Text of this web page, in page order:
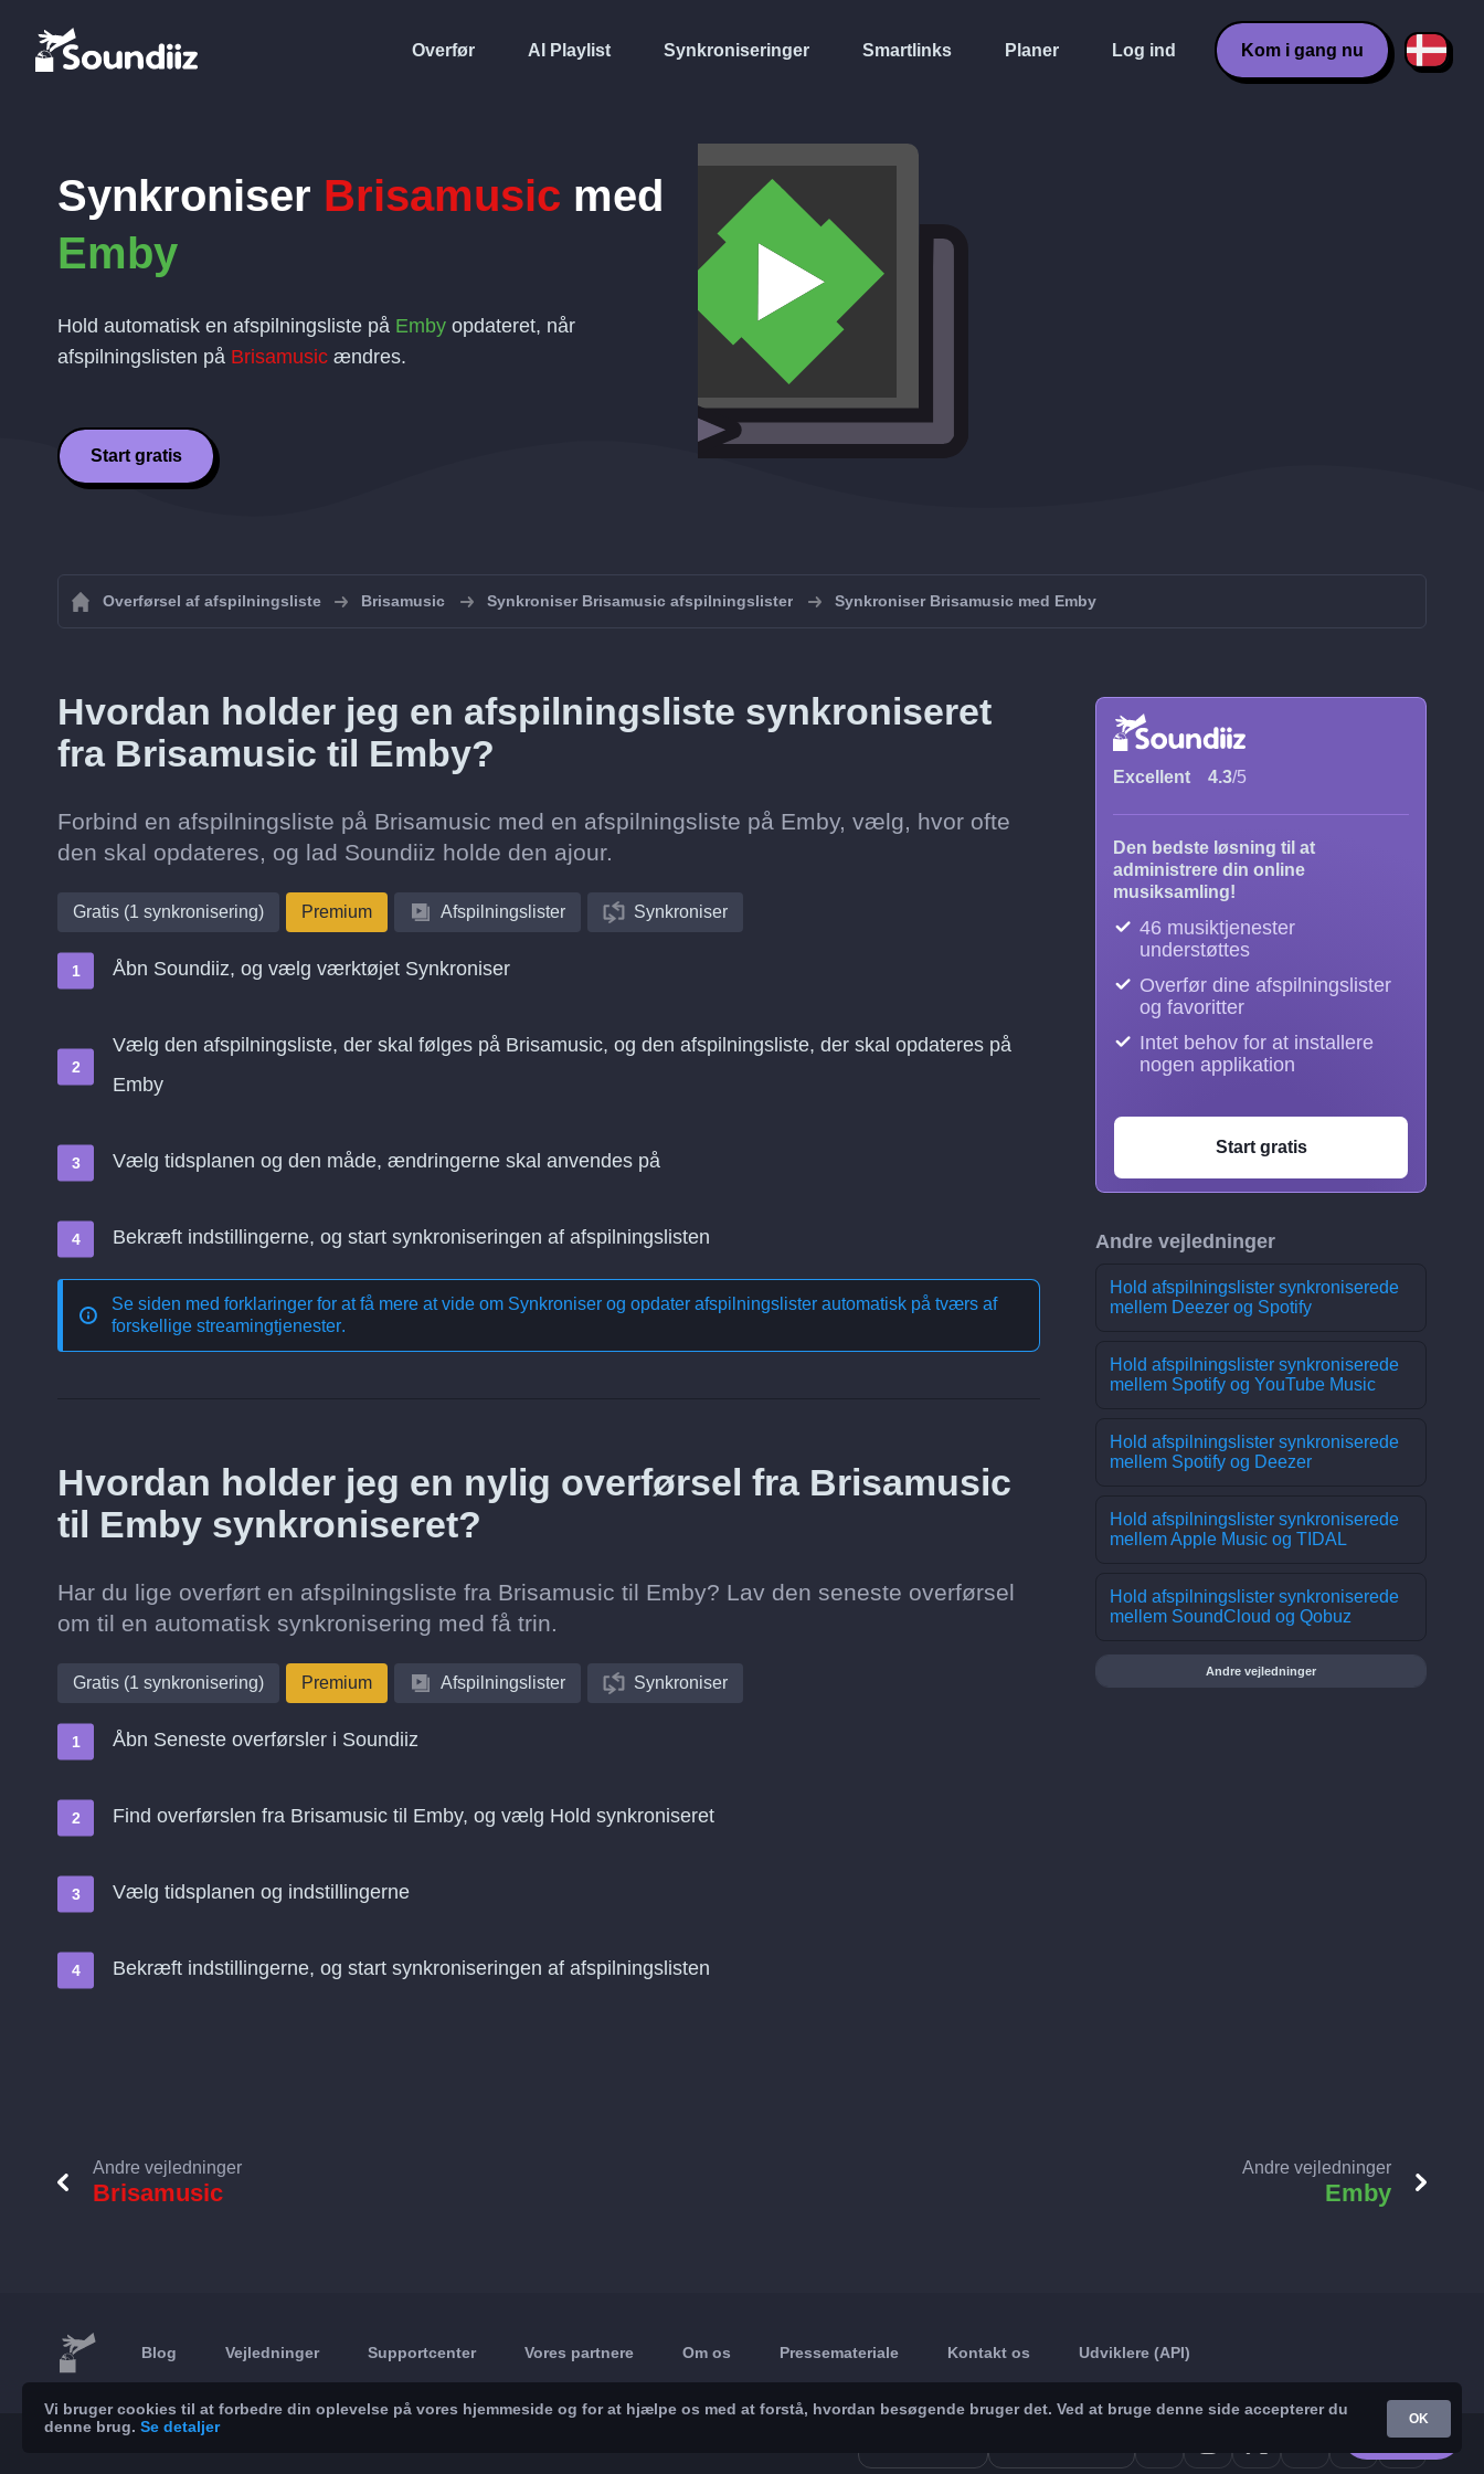
Overfør AI Playlist Synkroniseringer Smartlinks Planer Log ind Kom i gang nu
Synkroniser Brisamusic med
Emby
Hold automatisk en afspilningsliste på Emby opdateret, når
afspilningslisten på Brisamusic ændres.
Start gratis
Overførsel af afspilningsliste Brisamusic Synkroniser Brisamusic afspilningslister Synkroniser Brisamusic med Emby
Hvordan holder jeg en afspilningsliste synkroniseret
fra Brisamusic til Emby?
Forbind en afspilningsliste på Brisamusic med en afspilningsliste på Emby, vælg, hvor ofte
den skal opdateres, og lad Soundiiz holde den ajour.
Gratis (1 synkronisering) Premium Afspilningslister Synkroniser
Åbn Soundiiz, og vælg værktøjet Synkroniser
Vælg den afspilningsliste, der skal følges på Brisamusic, og den afspilningsliste, der skal opdateres på
Emby
Vælg tidsplanen og den måde, ændringerne skal anvendes på
Bekræft indstillingerne, og start synkroniseringen af afspilningslisten
Se siden med forklaringer for at få mere at vide om Synkroniser og opdater afspilningslister automatisk på tværs af
forskellige streamingtjenester.
Hvordan holder jeg en nylig overførsel fra Brisamusic
til Emby synkroniseret?
Har du lige overført en afspilningsliste fra Brisamusic til Emby? Lav den seneste overførsel
om til en automatisk synkronisering med få trin.
Gratis (1 synkronisering) Premium Afspilningslister Synkroniser
Åbn Seneste overførsler i Soundiiz
Find overførslen fra Brisamusic til Emby, og vælg Hold synkroniseret
Vælg tidsplanen og indstillingerne
Bekræft indstillingerne, og start synkroniseringen af afspilningslisten
Excellent 4.3/5
Den bedste løsning til at
administrere din online
musiksamling!
46 musiktjenester
understøttes
Overfør dine afspilningslister
og favoritter
Intet behov for at installere
nogen applikation
Start gratis
Andre vejledninger
Hold afspilningslister synkroniserede
mellem Deezer og Spotify
Hold afspilningslister synkroniserede
mellem Spotify og YouTube Music
Hold afspilningslister synkroniserede
mellem Spotify og Deezer
Hold afspilningslister synkroniserede
mellem Apple Music og TIDAL
Hold afspilningslister synkroniserede
mellem SoundCloud og Qobuz
Andre vejledninger
Andre vejledninger
Brisamusic
Andre vejledninger
Emby
Blog Vejledninger Supportcenter Vores partnere Om os Pressemateriale Kontakt os Udviklere (API)
Vi bruger cookies til at forbedre din oplevelse på vores hjemmeside og for at hjælpe os med at forstå, hvordan besøgende bruger det. Ved at bruge denne side accepterer du
denne brug. Se detaljer OK